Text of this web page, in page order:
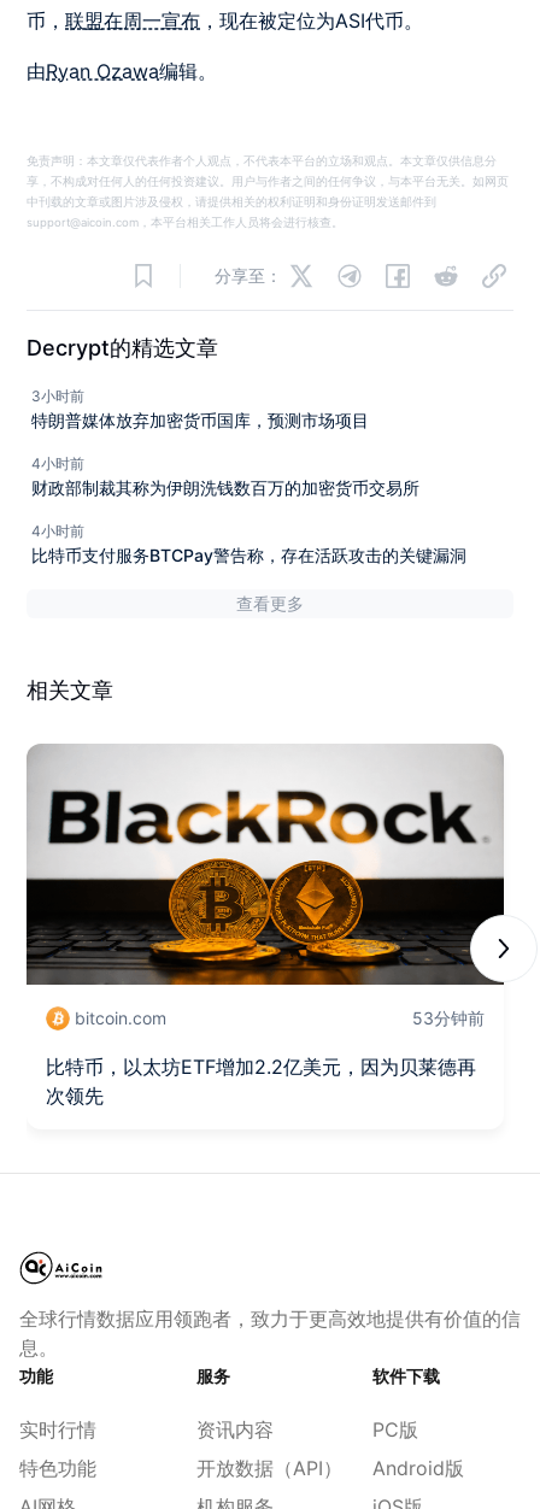
币，联盟在周一宣布 ，现在被定位为ASI代币。
由Ryan Ozawa编辑。
免责声明：本文章仅代表作者个人观点，不代表本平台的立场和观点。本文章仅供信息分
享，不构成对任何人的任何投资建议。用户与作者之间的任何争议，与本平台无关。如网页
中刊载的文章或图片涉及侵权，请提供相关的权利证明和身份证明发送邮件到
support@aicoin.com，本平台相关工作人员将会进行核查。
分享至：
Decrypt的精选文章
3小时前
特朗普媒体放弃加密货币国库，预测市场项目
4小时前
财政部制裁其称为伊朗洗钱数百万的加密货币交易所
4小时前
比特币支付服务BTCPay警告称，存在活跃攻击的关键漏洞
查看更多
相关文章
bitcoin.com 53分钟前
比特币，以太坊ETF增加2.2亿美元，因为贝莱德再
次领先
全球行情数据应用领跑者，致力于更高效地提供有价值的信
息。
功能
实时行情
特色功能
服务
资讯内容
开放数据（API）
软件下载
PC版
Android版